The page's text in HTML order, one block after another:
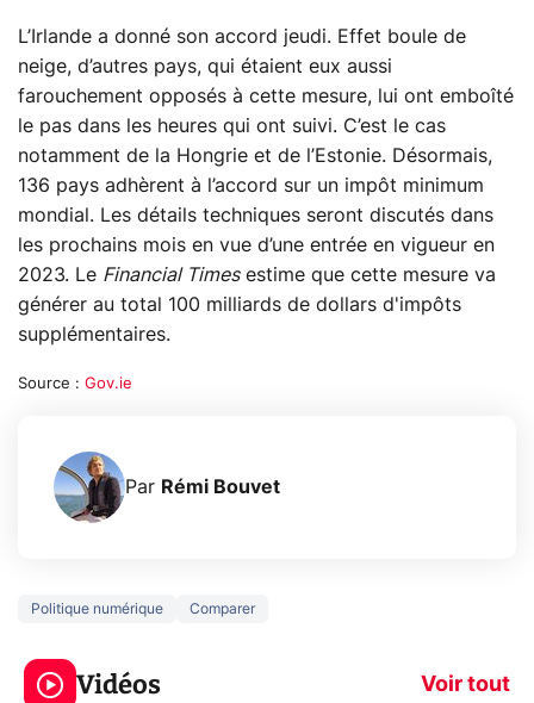
L’Irlande a donné son accord jeudi. Effet boule de
neige, d’autres pays, qui étaient eux aussi
farouchement opposés à cette mesure, lui ont emboîté
le pas dans les heures qui ont suivi. C’est le cas
notamment de la Hongrie et de l’Estonie. Désormais,
136 pays adhèrent à l’accord sur un impôt minimum
mondial. Les détails techniques seront discutés dans
les prochains mois en vue d’une entrée en vigueur en
2023. Le Financial Timesestime que cette mesure va
générer au total 100 milliards de dollars d'impôts
supplémentaires.
Source : Gov.ie
Par Rémi Bouvet
Politique numérique Comparer
Vidéos Voir tout
5 générations de
jeux dans la
prochaine Xbox !
navigation